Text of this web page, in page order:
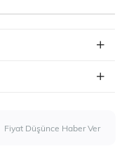
Fiyat Düşünce Haber Ver